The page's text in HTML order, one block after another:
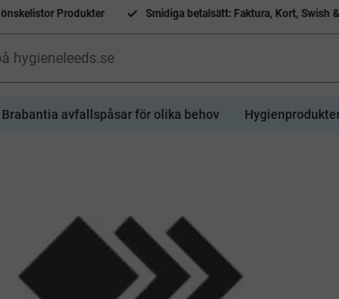
Produkter Smidiga betalsätt: Faktura, Kort, Swish
Brabantia avfallspåsar för olika behov